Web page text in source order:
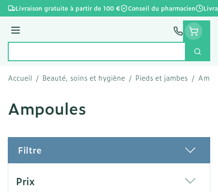
Aller au contenu
Livraison gratuite à partir de 100 € Conseil du pharmacien
Menu
Accueil / Beauté, soins et hygiène / Pieds et jambes /
Ampoules
Filtre
Prix